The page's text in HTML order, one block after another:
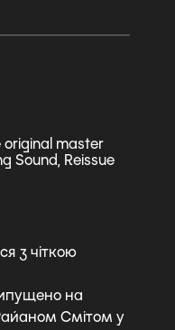
original master
Sound, Reissue
з чіткою
на
Смітом у